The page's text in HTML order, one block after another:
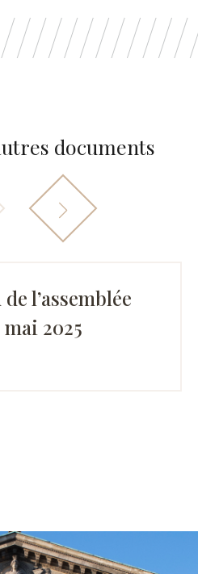
documents
l’assemblée
2025